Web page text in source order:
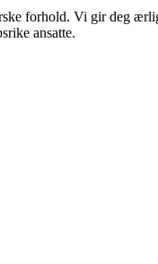
forhold. Vi gir deg
ansatte.